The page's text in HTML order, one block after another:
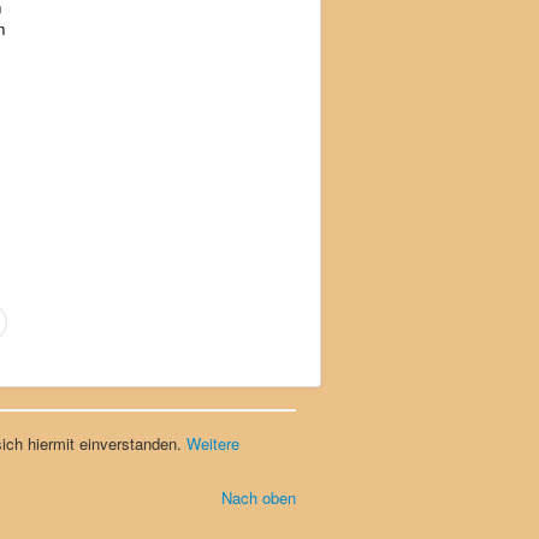
hiermit einverstanden. Weitere
Nach oben